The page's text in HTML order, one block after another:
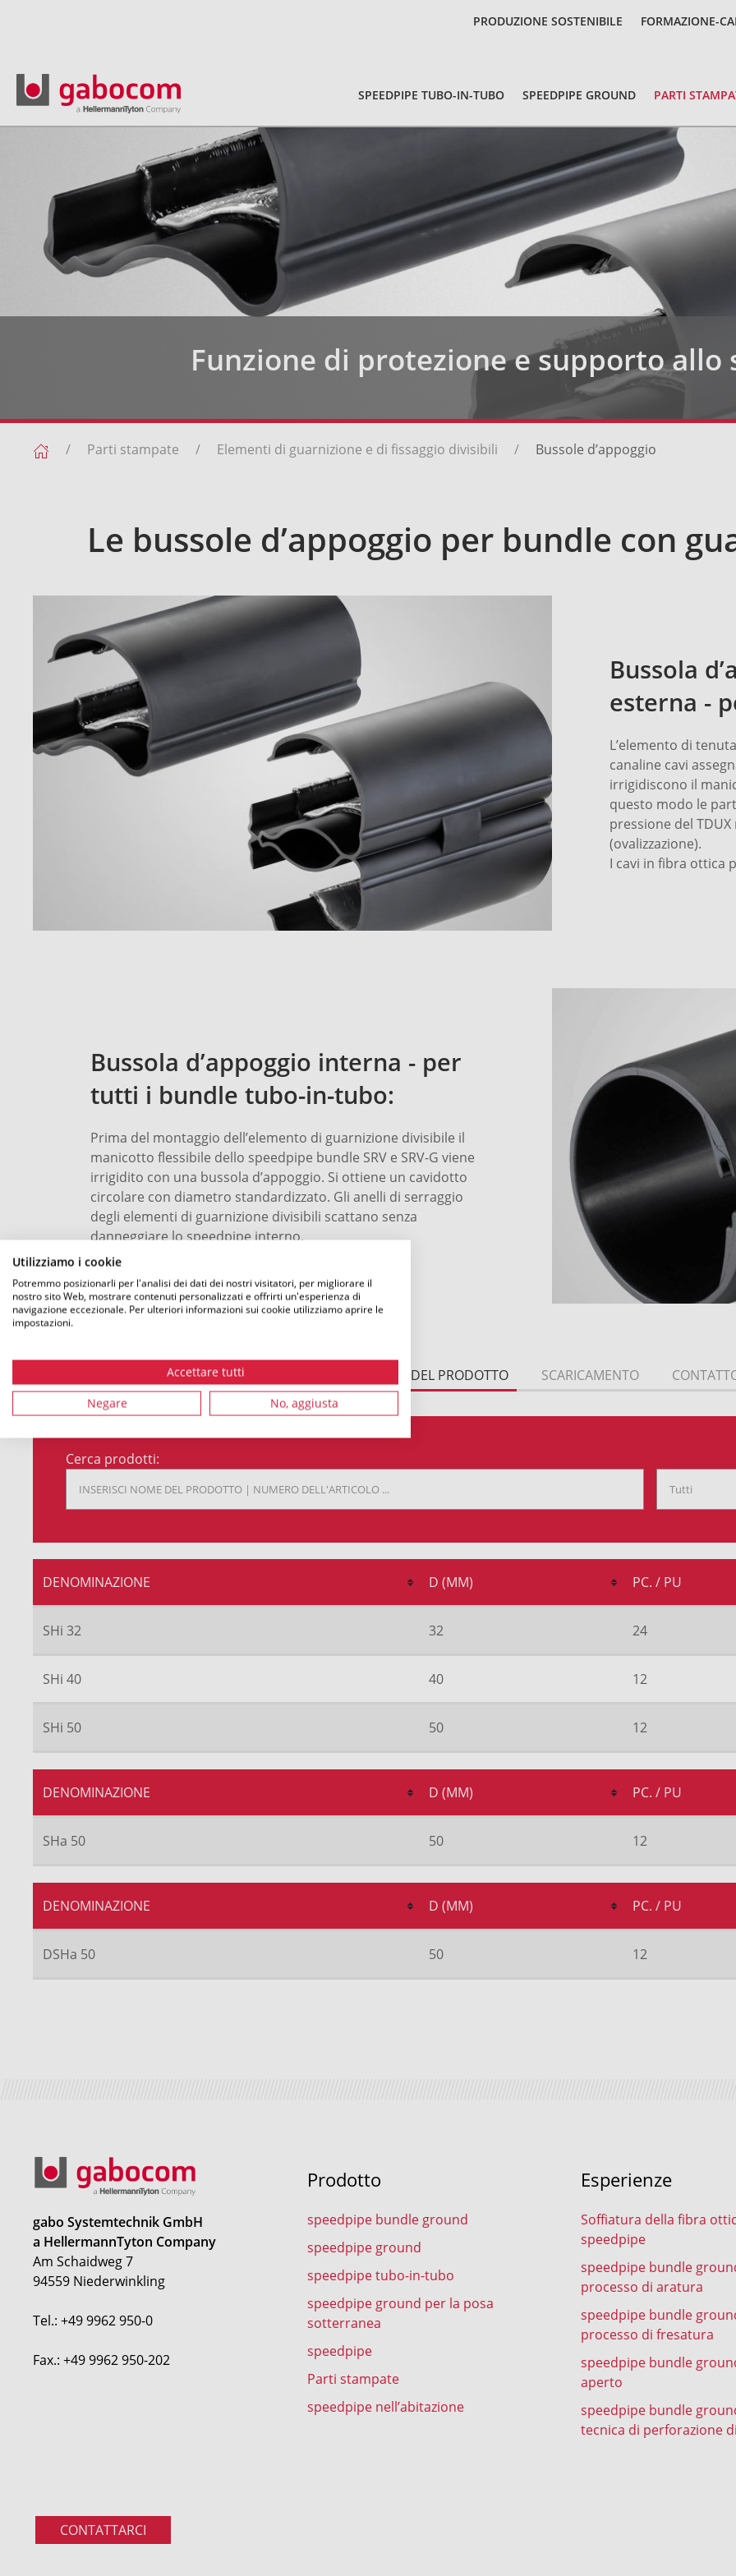
Utilizziamo i cookie
Potremmo posizionarli per l'analisi dei dati dei nostri visitatori, per migliorare il
nostro sito Web, mostrare contenuti personalizzati e offrirti un'esperienza di
navigazione eccezionale. Per ulteriori informazioni sui cookie utilizziamo aprire le
impostazioni.
Accettare tutti
Negare No, aggiusta
PRODUZIONE SOSTENIBILE FORMAZIONE-
SPEEDPIPE TUBO-IN-TUBO SPEEDPIPE GROUND PARTI
Funzione di protezione e supporto allo
Parti stampate Elementi di guarnizione e di fissaggio divisibili Bussole d’appoggio
Le bussole d’appoggio per bundle con
Bussola
esterna -
L’elemento di
canaline cavi
irrigidiscono il
questo modo le
pressione del
(ovalizzazione).
I cavi in fibra ottica
Bussola d’appoggio interna - per
tutti i bundle tubo-in-tubo:
Prima del montaggio dell’elemento di guarnizione divisibile il
manicotto flessibile dello speedpipe bundle SRV e SRV-G viene
irrigidito con una bussola d’appoggio. Si ottiene un cavidotto
circolare con diametro standardizzato. Gli anelli di serraggio
degli elementi di guarnizione divisibili scattano senza
danneggiare lo speedpipe interno.
DETTAGLI DEL PRODOTTO SCARICAMENTO
Cerca prodotti:
DENOMINAZIONE D (MM) PC. / PU
SHi 32 32 24
SHi 40 40 12
SHi 50 50 12
DENOMINAZIONE D (MM) PC. / PU
SHa 50 50 12
DENOMINAZIONE D (MM) PC. / PU
DSHa 50 50 12
gabo Systemtechnik GmbH
a HellermannTyton Company
Am Schaidweg 7
94559 Niederwinkling
Tel.: +49 9962 950-0
Fax.: +49 9962 950-202
Prodotto
speedpipe bundle ground
speedpipe ground
speedpipe tubo-in-tubo
speedpipe ground per la posa
sotterranea
speedpipe
Parti stampate
speedpipe nell’abitazione
Esperienze
Soffiatura della fibra
speedpipe
speedpipe bundle
processo di aratura
speedpipe bundle
processo di fresatura
speedpipe bundle
aperto
speedpipe bundle
tecnica di perforazione
CONTATTARCI